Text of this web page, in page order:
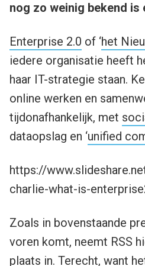
nog zo weinig bekend
Enterprise 2.0 of ‘het
iedere organisatie heeft
haar IT-strategie staan.
online werken en
tijdonafhankelijk, met
dataopslag en ‘unified
https://
charlie-what-is-
Zoals in bovenstaande
voren komt, neemt RSS
plaats in. Terecht, want